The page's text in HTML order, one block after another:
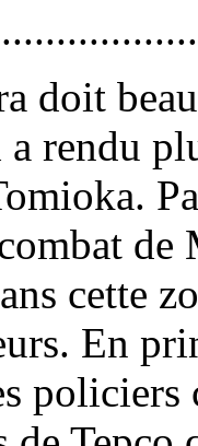
doit
rendu
de
cette
En
policiers